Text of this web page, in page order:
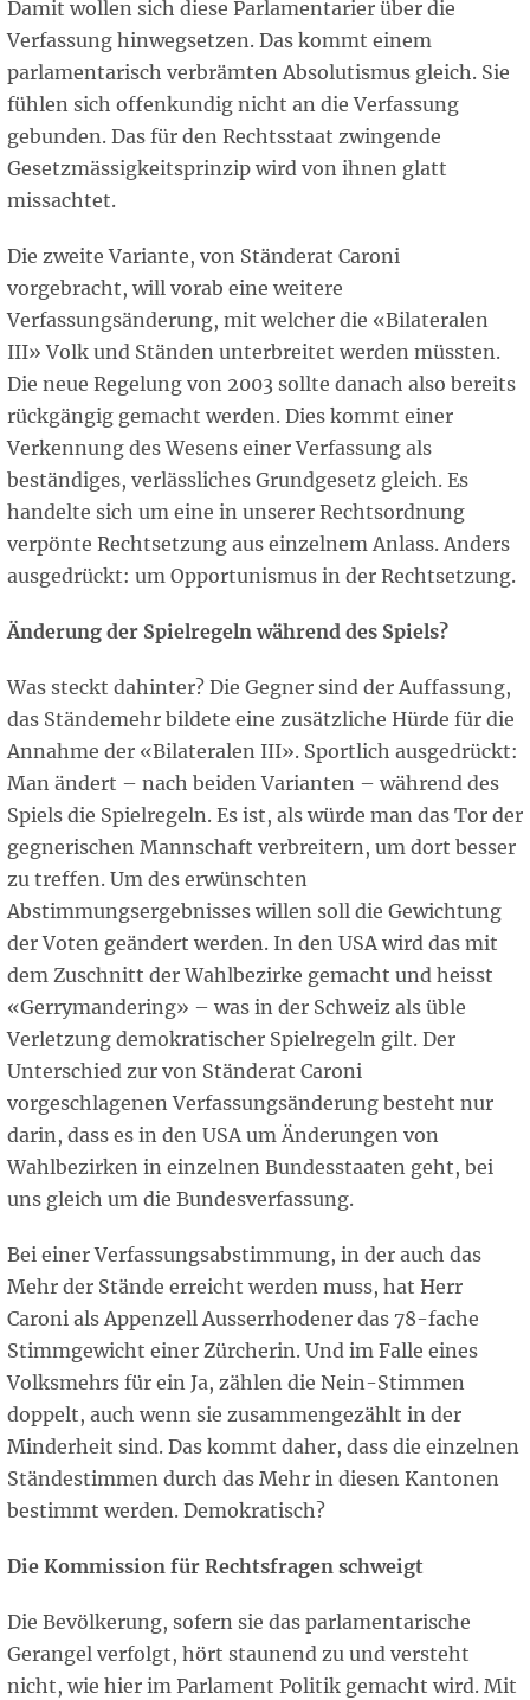
Damit wollen sich diese Parlamentarier über die
Verfassung hinwegsetzen. Das kommt einem
parlamentarisch verbrämten Absolutismus gleich. Sie
fühlen sich offenkundig nicht an die Verfassung
gebunden. Das für den Rechtsstaat zwingende
Gesetzmässigkeitsprinzip wird von ihnen glatt
missachtet.
Die zweite Variante, von Ständerat Caroni
vorgebracht, will vorab eine weitere
Verfassungsänderung, mit welcher die «Bilateralen
III» Volk und Ständen unterbreitet werden müssten.
Die neue Regelung von 2003 sollte danach also bereits
rückgängig gemacht werden. Dies kommt einer
Verkennung des Wesens einer Verfassung als
beständiges, verlässliches Grundgesetz gleich. Es
handelte sich um eine in unserer Rechtsordnung
verpönte Rechtsetzung aus einzelnem Anlass. Anders
ausgedrückt: um Opportunismus in der Rechtsetzung.
Änderung der Spielregeln während des Spiels?
Was steckt dahinter? Die Gegner sind der Auffassung,
das Ständemehr bildete eine zusätzliche Hürde für die
Annahme der «Bilateralen III». Sportlich ausgedrückt:
Man ändert – nach beiden Varianten – während des
Spiels die Spielregeln. Es ist, als würde man das Tor der
gegnerischen Mannschaft verbreitern, um dort besser
zu treffen. Um des erwünschten
Abstimmungsergebnisses willen soll die Gewichtung
der Voten geändert werden. In den USA wird das mit
dem Zuschnitt der Wahlbezirke gemacht und heisst
«Gerrymandering» – was in der Schweiz als üble
Verletzung demokratischer Spielregeln gilt. Der
Unterschied zur von Ständerat Caroni
vorgeschlagenen Verfassungsänderung besteht nur
darin, dass es in den USA um Änderungen von
Wahlbezirken in einzelnen Bundesstaaten geht, bei
uns gleich um die Bundesverfassung.
Bei einer Verfassungsabstimmung, in der auch das
Mehr der Stände erreicht werden muss, hat Herr
Caroni als Appenzell Ausserrhodener das 78-fache
Stimmgewicht einer Zürcherin. Und im Falle eines
Volksmehrs für ein Ja, zählen die Nein-Stimmen
doppelt, auch wenn sie zusammengezählt in der
Minderheit sind. Das kommt daher, dass die einzelnen
Ständestimmen durch das Mehr in diesen Kantonen
bestimmt werden. Demokratisch?
Die Kommission für Rechtsfragen schweigt
Die Bevölkerung, sofern sie das parlamentarische
Gerangel verfolgt, hört staunend zu und versteht
nicht, wie hier im Parlament Politik gemacht wird. Mit